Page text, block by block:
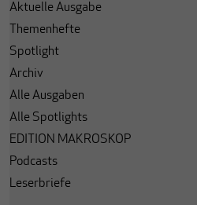
Aktuelle Ausgabe
Themenhefte
Spotlight
Archiv
Alle Ausgaben
Alle Spotlights
EDITION MAKROSKOP
Podcasts
Leserbriefe